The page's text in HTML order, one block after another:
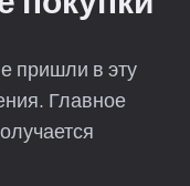
пришли в эту
Главное